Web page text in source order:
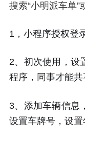
搜索“小明派车单
1，小程序授权登
2、初次使用，设
程序，同事才能共
3、添加车辆信息
设置车牌号，设置